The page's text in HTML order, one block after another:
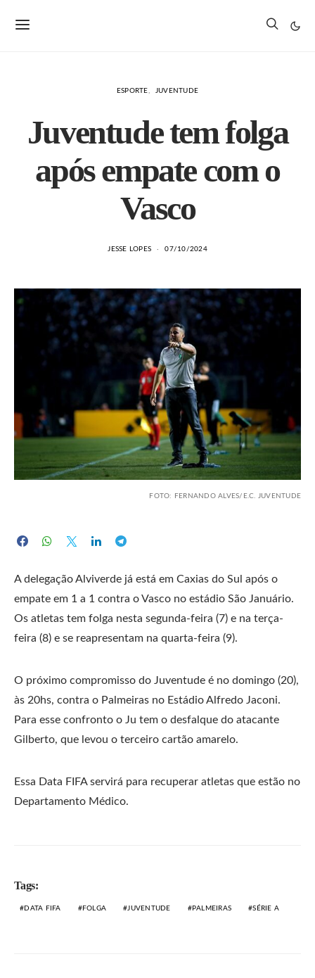
ESPORTE JUVENTUDE
Juventude tem folga
após empate com o
Vasco
JESSE LOPES 07/10/2024
FOTO: FERNANDO ALVES/E.C. JUVENTUDE
A delegação Alviverde já está em Caxias do Sul após o
empate em 1 a 1 contra o Vasco no estádio São Januário.
Os atletas tem folga nesta segunda-feira (7) e na terça-
feira (8) e se reapresentam na quarta-feira (9).
O próximo compromisso do Juventude é no domingo (20),
às 20hs, contra o Palmeiras no Estádio Alfredo Jaconi.
Para esse confronto o Ju tem o desfalque do atacante
Gilberto, que levou o terceiro cartão amarelo.
Essa Data FIFA servirá para recuperar atletas que estão no
Departamento Médico.
Tags:
DATA FIFA FOLGA JUVENTUDE PALMEIRAS SÉRIE A